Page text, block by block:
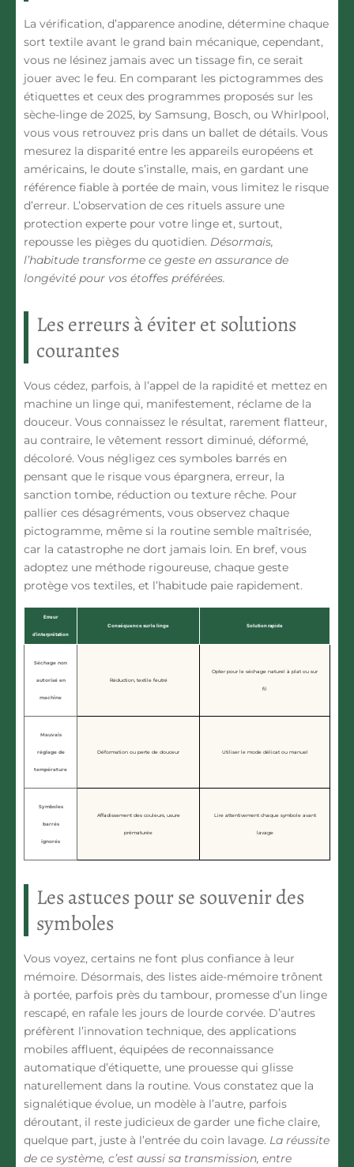
La vérification, d’apparence anodine, détermine chaque
sort textile avant le grand bain mécanique, cependant,
vous ne lésinez jamais avec un tissage fin, ce serait
jouer avec le feu. En comparant les pictogrammes des
étiquettes et ceux des programmes proposés sur les
sèche-linge de 2025, by Samsung, Bosch, ou Whirlpool,
vous vous retrouvez pris dans un ballet de détails. Vous
mesurez la disparité entre les appareils européens et
américains, le doute s’installe, mais, en gardant une
référence fiable à portée de main, vous limitez le risque
d’erreur. L’observation de ces rituels assure une
protection experte pour votre linge et, surtout,
repousse les pièges du quotidien. Désormais,
l’habitude transforme ce geste en assurance de
longévité pour vos étoffes préférées.
Les erreurs à éviter et solutions
courantes
Vous cédez, parfois, à l’appel de la rapidité et mettez en
machine un linge qui, manifestement, réclame de la
douceur. Vous connaissez le résultat, rarement flatteur,
au contraire, le vêtement ressort diminué, déformé,
décoloré. Vous négligez ces symboles barrés en
pensant que le risque vous épargnera, erreur, la
sanction tombe, réduction ou texture rêche. Pour
pallier ces désagréments, vous observez chaque
pictogramme, même si la routine semble maîtrisée,
car la catastrophe ne dort jamais loin. En bref, vous
adoptez une méthode rigoureuse, chaque geste
protège vos textiles, et l’habitude paie rapidement.
Erreur
d’interprétation
Conséquence sur le linge Solution rapide
Séchage non
autorisé en
machine
Réduction, textile feutré
Opter pour le séchage naturel à plat ou sur
fil
Mauvais
réglage de
température
Déformation ou perte de douceur Utiliser le mode délicat ou manuel
Symboles
barrés
ignorés
Affadissement des couleurs, usure
prématurée
Lire attentivement chaque symbole avant
lavage
Les astuces pour se souvenir des
symboles
Vous voyez, certains ne font plus confiance à leur
mémoire. Désormais, des listes aide-mémoire trônent
à portée, parfois près du tambour, promesse d’un linge
rescapé, en rafale les jours de lourde corvée. D’autres
préfèrent l’innovation technique, des applications
mobiles affluent, équipées de reconnaissance
automatique d’étiquette, une prouesse qui glisse
naturellement dans la routine. Vous constatez que la
signalétique évolue, un modèle à l’autre, parfois
déroutant, il reste judicieux de garder une fiche claire,
quelque part, juste à l’entrée du coin lavage. La réussite
de ce système, c’est aussi sa transmission, entre